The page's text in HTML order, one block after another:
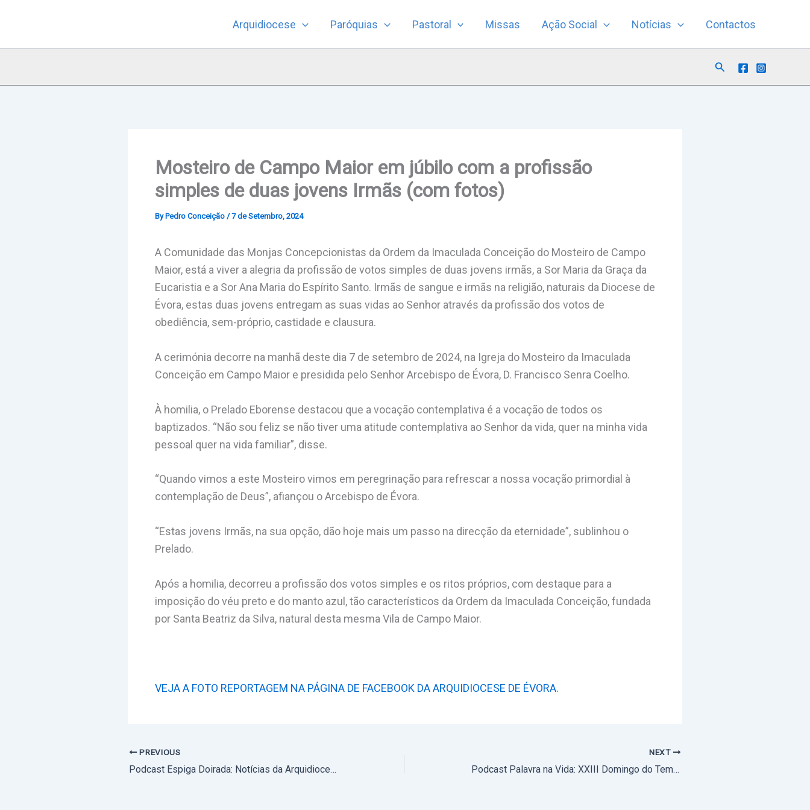
Arquidiocese Paróquias Pastoral Missas Ação Social Notícias Contactos
Search
Mosteiro de Campo Maior em júbilo com a profissão
simples de duas jovens Irmãs (com fotos)
By Pedro Conceição /7 de Setembro, 2024
A Comunidade das Monjas Concepcionistas da Ordem da Imaculada Conceição do Mosteiro de Campo
Maior, está a viver a alegria da profissão de votos simples de duas jovens irmãs, a Sor Maria da Graça da
Eucaristia e a Sor Ana Maria do Espírito Santo. Irmãs de sangue e irmãs na religião, naturais da Diocese de
Évora, estas duas jovens entregam as suas vidas ao Senhor através da profissão dos votos de
obediência, sem-próprio, castidade e clausura.
A cerimónia decorre na manhã deste dia 7 de setembro de 2024, na Igreja do Mosteiro da Imaculada
Conceição em Campo Maior e presidida pelo Senhor Arcebispo de Évora, D. Francisco Senra Coelho.
À homilia, o Prelado Eborense destacou que a vocação contemplativa é a vocação de todos os
baptizados. “Não sou feliz se não tiver uma atitude contemplativa ao Senhor da vida, quer na minha vida
pessoal quer na vida familiar”, disse.
“Quando vimos a este Mosteiro vimos em peregrinação para refrescar a nossa vocação primordial à
contemplação de Deus”, afiançou o Arcebispo de Évora.
“Estas jovens Irmãs, na sua opção, dão hoje mais um passo na direcção da eternidade”, sublinhou o
Prelado.
Após a homilia, decorreu a profissão dos votos simples e os ritos próprios, com destaque para a
imposição do véu preto e do manto azul, tão característicos da Ordem da Imaculada Conceição, fundada
por Santa Beatriz da Silva, natural desta mesma Vila de Campo Maior.
VEJA A FOTO REPORTAGEM NA PÁGINA DE FACEBOOK DA ARQUIDIOCESE DE ÉVORA.
PREVIOUS
Podcast Espiga Doirada: Notícias da Arquidiocese de Évora – 6 a 13 de setembro de 2024 (áudio)
NEXT
Podcast Palavra na Vida: XXIII Domingo do Tempo Comum – 8 de setembro de 2024 (áudio)